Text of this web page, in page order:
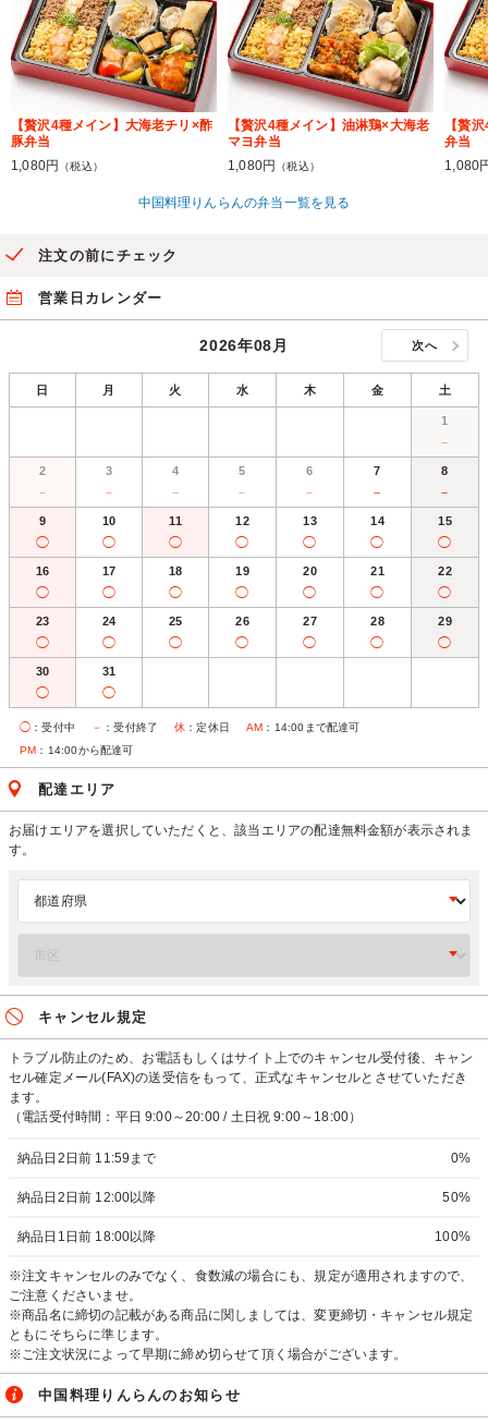
【贅沢4種メイン】大海老チリ×酢
豚弁当
1,080円
（税込）
【贅沢4種メイン】油淋鶏×大海老
マヨ弁当
1,080円
（税込）
【贅
弁当
1,080
中国料理りんらんの弁当一覧を見る
注文の前にチェック
営業日カレンダー
2026年08月 次へ
日 月 火 水 木 金 土
1
－
2
－
3
－
4
－
5
－
6
－
7
－
8
－
9
◯
10
◯
11
◯
12
◯
13
◯
14
◯
15
◯
16
◯
17
◯
18
◯
19
◯
20
◯
21
◯
22
◯
23
◯
24
◯
25
◯
26
◯
27
◯
28
◯
29
◯
30
◯
31
◯
◯ ：受付中 － ：受付終了 休 ：定休日 AM ：14:00まで配達可
PM ：14:00から配達可
配達エリア
お届けエリアを選択していただくと、該当エリアの配達無料金額が表示されま
す。
キャンセル規定
トラブル防止のため、お電話もしくはサイト上でのキャンセル受付後、キャン
セル確定メール(FAX)の送受信をもって、正式なキャンセルとさせていただき
ます。
（電話受付時間：平日 9:00～20:00 / 土日祝 9:00～18:00）
納品日2日前 11:59まで 0%
納品日2日前 12:00以降 50%
納品日1日前 18:00以降 100%
※注文キャンセルのみでなく、食数減の場合にも、規定が適用されますので、
ご注意くださいませ。
※商品名に締切の記載がある商品に関しましては、変更締切・キャンセル規定
ともにそちらに準じます。
※ご注文状況によって早期に締め切らせて頂く場合がございます。
中国料理りんらんのお知らせ